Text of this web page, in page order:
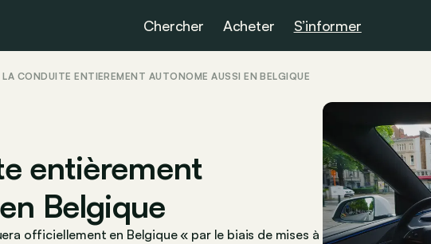
Chercher Acheter S’informer
LA CONDUITE ENTIÈREMENT AUTONOME AUSSI EN BELGIQUE
entièrement
Belgique
officiellement en Belgique « par le biais de mises à